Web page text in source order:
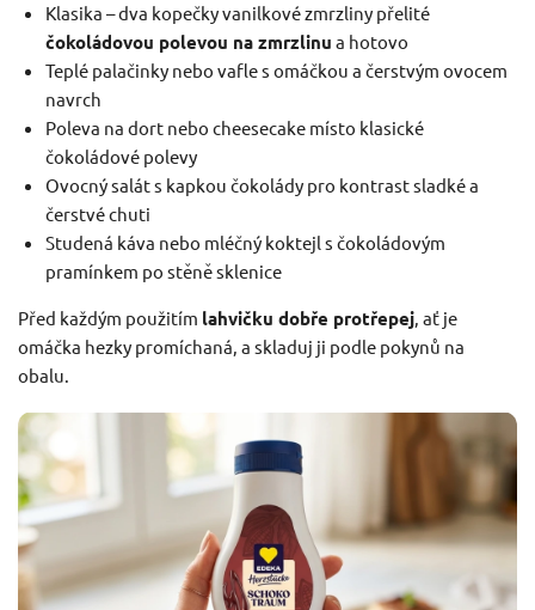
Klasika – dva kopečky vanilkové zmrzliny přelité
čokoládovou polevou na zmrzlinu a hotovo
Teplé palačinky nebo vafle s omáčkou a čerstvým ovocem
navrch
Poleva na dort nebo cheesecake místo klasické
čokoládové polevy
Ovocný salát s kapkou čokolády pro kontrast sladké a
čerstvé chuti
Studená káva nebo mléčný koktejl s čokoládovým
pramínkem po stěně sklenice
Před každým použitím lahvičku dobře protřepej , ať je
omáčka hezky promíchaná, a skladuj ji podle pokynů na
obalu.